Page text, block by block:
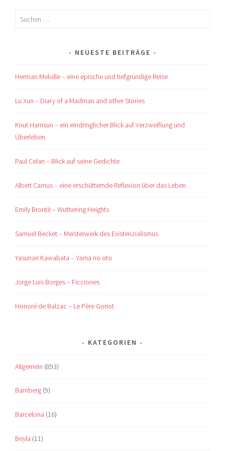
Suchen
NEUESTE BEITRÄGE
Herman Melville – eine epische und tiefgründige Reise
Lu Xun – Diary of a Madman and other Stories
Knut Hamsun – ein eindringlicher Blick auf Verzweiflung und
Überleben
Paul Celan – Blick auf seine Gedichte
Albert Camus – eine erschütternde Reflexion über das Leben
Emily Brontë – Wuthering Heights
Samuel Becket – Meisterwerk des Existenzialismus
Yasunari Kawabata – Yama no oto
Jorge Luis Borges – Ficciones
Honoré de Balzac – Le Père Goriot
KATEGORIEN
Allgemein (893)
Bamberg (9)
Barcelona (16)
Beyla (11)